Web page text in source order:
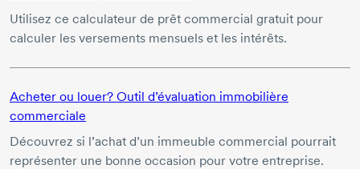
Utilisez ce calculateur de prêt commercial gratuit pour
calculer les versements mensuels et les intérêts.
Acheter ou louer? Outil d’évaluation immobilière
commerciale
Découvrez si l’achat d’un immeuble commercial pourrait
représenter une bonne occasion pour votre entreprise.